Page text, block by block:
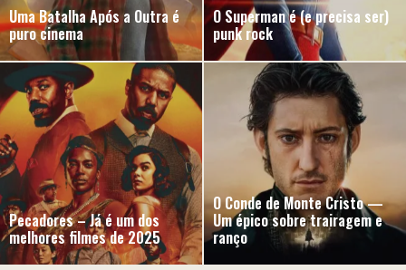
Uma Batalha Após a Outra é
puro cinema
O Superman é (e precisa ser)
punk rock
Pecadores – Já é um dos
melhores filmes de 2025
O Conde de Monte Cristo —
Um épico sobre trairagem e
ranço